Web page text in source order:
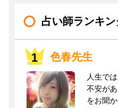
占い師ランキン
色春先生
人生で
不安が
をお聞